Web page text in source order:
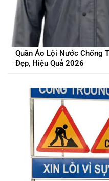
Quần Áo Lội Nước Chống
Đẹp, Hiệu Quả 2026